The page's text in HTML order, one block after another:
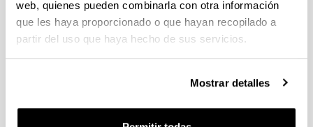
web, quienes pueden combinarla con otra información
que les haya proporcionado o que hayan recopilado a
partir del uso que haya hecho de sus servicios.
Mostrar detalles
presentación: 16/02/2026)
Se ha publicado la convocatoria
predoctorales del Gobierno Vasco [EGONLABUR] 2026
Se ha publicado la convocatoria